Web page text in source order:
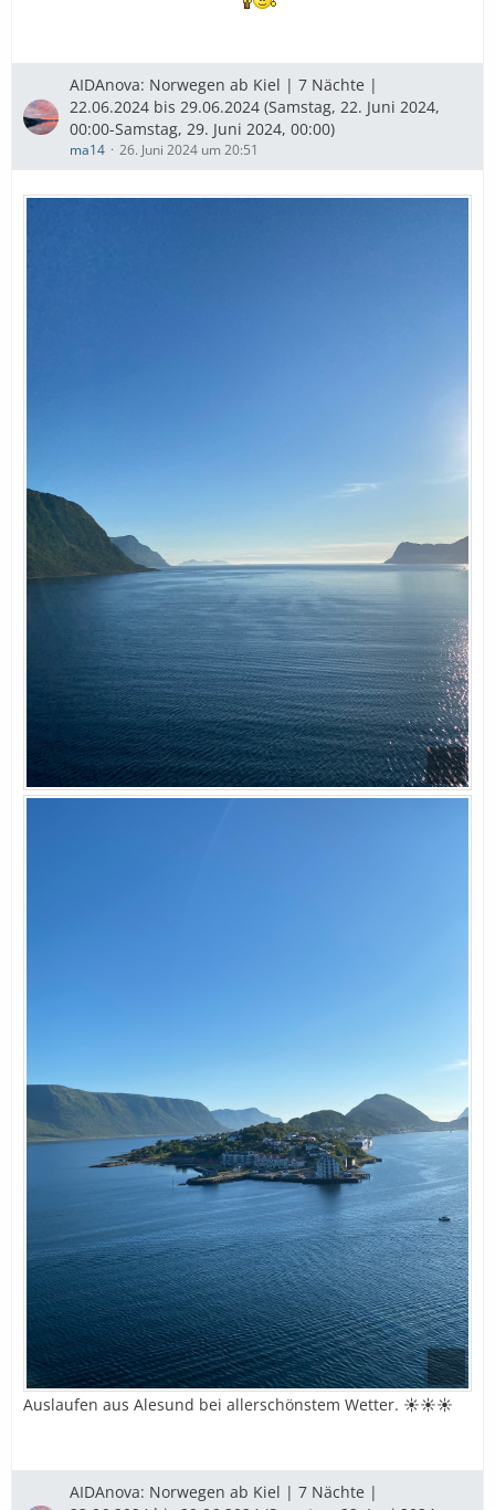
AIDAnova: Norwegen ab Kiel | 7 Nächte |
22.06.2024 bis 29.06.2024 (Samstag, 22. Juni 2024,
00:00-Samstag, 29. Juni 2024, 00:00)
ma14 26. Juni 2024 um 20:51
Auslaufen aus Alesund bei allerschönstem Wetter. ☀️☀️☀️
AIDAnova: Norwegen ab Kiel | 7 Nächte |